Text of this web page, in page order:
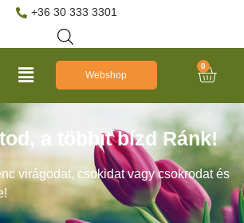
+36 30 333 3301
Webshop
0
a többit bízd Ránk!
virágodat, csokidat vagy csokrodat és